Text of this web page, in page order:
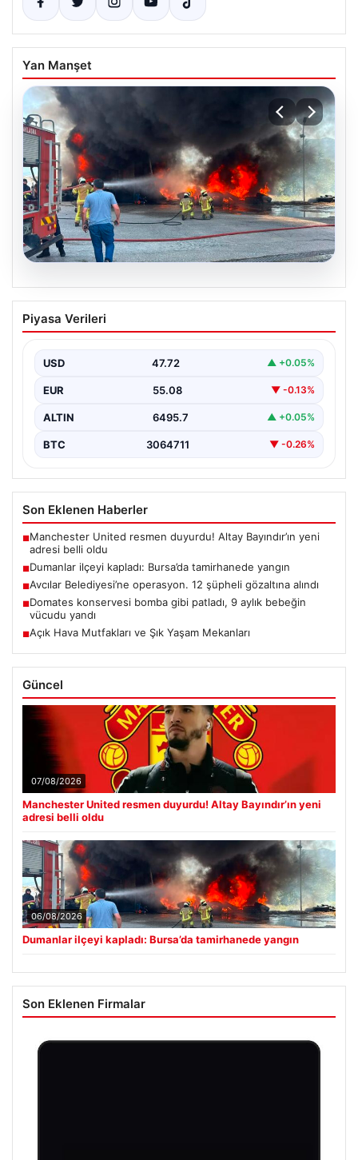
Yan Manşet
Dumanlar ilçeyi kapladı: Bursa’da
tamirhanede yangın
Piyasa Verileri
USD 47.72 ▲ +0.05%
EUR 55.08 ▼ -0.13%
ALTIN 6495.7 ▲ +0.05%
BTC 3064711 ▼ -0.26%
Son Eklenen Haberler
■Manchester United resmen duyurdu! Altay Bayındır’ın yeni
adresi belli oldu
■Dumanlar ilçeyi kapladı: Bursa’da tamirhanede yangın
■Avcılar Belediyesi’ne operasyon. 12 şüpheli gözaltına alındı
■Domates konservesi bomba gibi patladı, 9 aylık bebeğin
vücudu yandı
■Açık Hava Mutfakları ve Şık Yaşam Mekanları
Güncel
07/08/2026
Manchester United resmen duyurdu! Altay Bayındır’ın yeni
adresi belli oldu
06/08/2026
Dumanlar ilçeyi kapladı: Bursa’da tamirhanede yangın
Son Eklenen Firmalar